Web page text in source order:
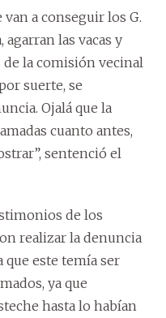
a conseguir los G.
agarran las vacas y
la comisión vecinal
suerte, se
Ojalá que la
cuanto antes,
sentenció el
de los
realizar la denuncia
que este temía ser
ya que
hasta lo habían